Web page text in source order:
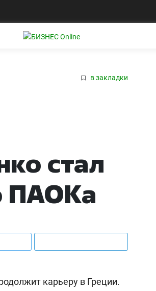
в закладки
стал
ПАОКа
карьеру в Греции.